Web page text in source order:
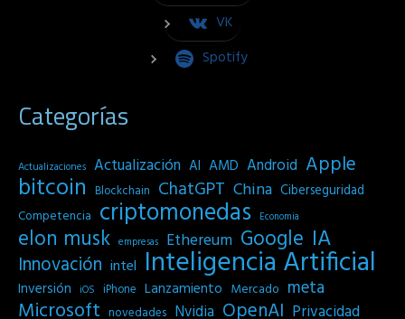
VK
Spotify
Categorías
Actualizaciones Actualización AI AMD Android Apple
bitcoin Blockchain ChatGPT China Ciberseguridad
Competencia criptomonedas Economia
elon musk empresas Ethereum Google IA
Innovación intel Inteligencia Artificial
Inversión iOS iPhone Lanzamiento Mercado meta
Microsoft novedades Nvidia OpenAI Privacidad